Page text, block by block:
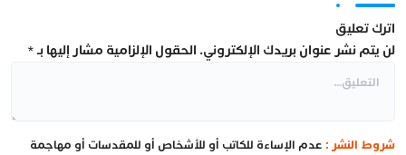
اترك تعليق
لن يتم نشر عنوان بريدك الإلكتروني. الحقول الإلزامية مشار إليها بـ*
شروط النشر : عدم الإساءة للكاتب أو للأشخاص أو للمقدسات أو مهاجمة